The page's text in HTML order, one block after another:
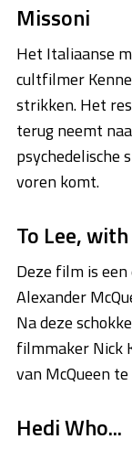
Missoni
Het Italiaanse
cultfilmer
strikken. Het
terug neemt
psychedelische
voren komt.
To Lee,
Deze film is
Alexander
Na deze
filmmaker Nick
van McQueen
Hedi Who...